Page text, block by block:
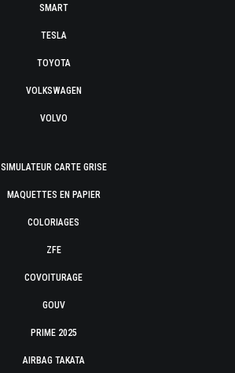
SMART
TESLA
TOYOTA
VOLKSWAGEN
VOLVO
SIMULATEUR CARTE GRISE
MAQUETTES EN PAPIER
COLORIAGES
ZFE
COVOITURAGE
GOUV
PRIME 2025
AIRBAG TAKATA